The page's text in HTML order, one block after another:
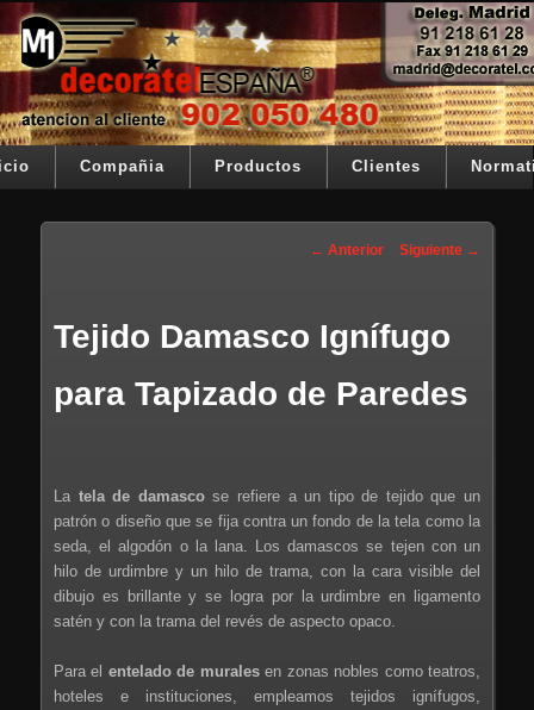
Ir al contenido principal
Decoratel España
Su telon de teatro es nuestra razón de ser
Menú principalCompañia Productos Clientes
Navegación de entradas
← Anterior Siguiente →
Tejido Damasco Ignífugo
para Tapizado de Paredes
La tela de damascose refiere a un tipo de tejido que un
patrón o diseño que se fija contra un fondo de la tela como la
seda, el algodón o la lana. Los damascos se tejen con un
hilo de urdimbre y un hilo de trama, con la cara visible del
dibujo es brillante y se logra por la urdimbre en ligamento
satén y con la trama del revés de aspecto opaco.
Para el entelado de muralesen zonas nobles como teatros,
hoteles e instituciones, empleamos tejidos ignífugos,